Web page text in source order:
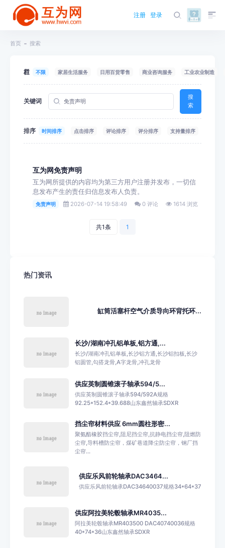
注册 登录
首页 搜索
栏目 不限 家居生活服务 日用百货零售 商业咨询服务 工业农业制造
关键词
搜
索
排序 时间排序 点击排序 评论排序 评分排序 支持量排序
互为网免责声明
互为网所提供的内容均为第三方用户注册并发布，一切信
息发布产生的责任归信息发布人负责。
免责声明 2026-07-14 19:58:49 0 评论 1614 浏览
共1条 1
热门资讯
缸筒活塞杆空气介质导向环背托环...
长沙/湖南冲孔铝单板,铝方通,...
长沙/湖南冲孔铝单板,长沙铝方通,长沙铝扣板,长沙
铝圆管,勾搭龙骨,A字龙骨,冲孔龙骨
供应英制圆锥滚子轴承594/5...
供应英制圆锥滚子轴承594/592A规格
92.25*152.4*39.688山东鑫然轴承SDXR
挡尘帘材料供应 6mm圆柱形密...
聚氨酯橡胶挡尘帘,阻尼挡尘帘,抗静电挡尘帘,阻燃防
尘帘,导料槽防尘帘，煤矿巷道降尘防尘帘，钢厂挡
尘帘...
供应乐风前轮轴承DAC3464...
供应乐风前轮轴承DAC34640037规格34*64*37
供应阿拉美轮毂轴承MR4035...
阿拉美轮毂轴承MR403500 DAC40740036规格
40*74*36山东鑫然轴承SDXR